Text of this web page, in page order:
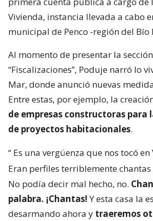
Vivienda, instancia llevada a cabo
municipal de Penco -región del Bío
Al momento de presentar la
“Fiscalizaciones”, Poduje narró lo
Mar, donde anunció nuevas
Entre estas, por ejemplo, la
de empresas constructoras para
de proyectos habitacionales.
“ Es una vergüenza que nos tocó
Eran perfiles terriblemente chantas
No podía decir mal hecho, no.
palabra. ¡Chantas!Y esta casa la
desarmando ahora y traeremos